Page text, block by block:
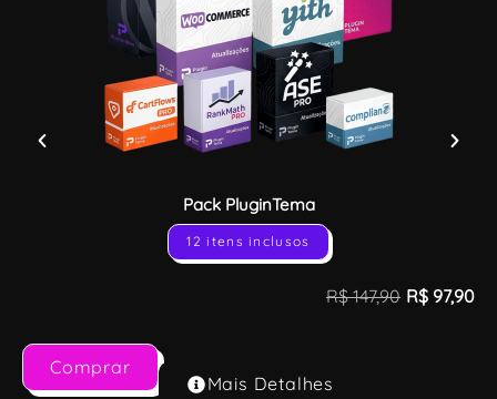
Pack PluginTema
12 itens inclusos
R$147,90 R$ 97,90
Comprar
Mais Detalhes